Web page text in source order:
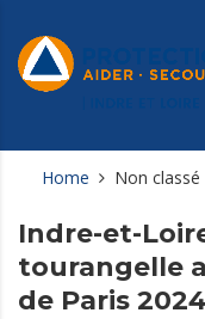
Home Non classé
Indre-et-
tourangelle
de Paris 2024